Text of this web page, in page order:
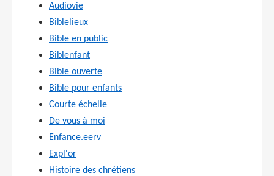
Audiovie
Biblelieux
Bible en public
Biblenfant
Bible ouverte
Bible pour enfants
Courte échelle
De vous à moi
Enfance.eerv
Expl'or
Histoire des chrétiens